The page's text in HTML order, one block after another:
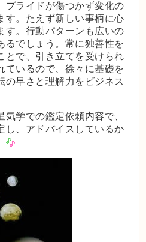
プライドが傷つかず変化の
す。たえず新しい事柄に心
す。行動パターンも広いの
るでしょう。常に独善性を
とで、引き立てを受けられ
ているので、徐々に基礎を
の早さと理解力をビジネス
学での鑑定依頼内容で、
し、アドバイスしているか